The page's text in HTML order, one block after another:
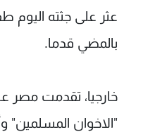
عثر على جثته
بالمضي قدما.
خارجيا، تقدمت مصر
"الاخوان